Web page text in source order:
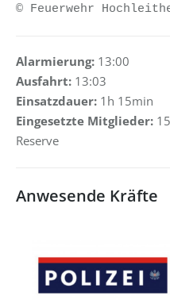
© Feuerwehr
Alarmierung: 13:00
Ausfahrt: 13:03
Einsatzdauer: 1h 15min
Eingesetzte Mitglieder:
Reserve
Anwesende Kräfte